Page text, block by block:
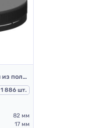
Крышка М-82 КК черная из полиэтилена
1 886 шт.
82 мм
17 мм